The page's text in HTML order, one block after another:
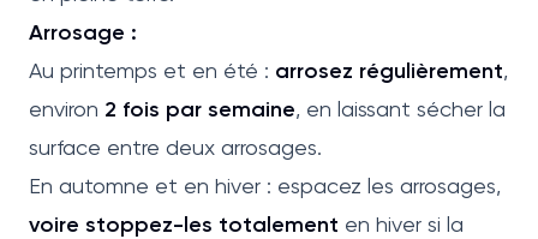
Arrosage :
Au printemps et en été : arrosez régulièrement,
environ 2 fois par semaine, en laissant sécher la
surface entre deux arrosages.
En automne et en hiver : espacez les arrosages,
voire stoppez-les totalement en hiver si la